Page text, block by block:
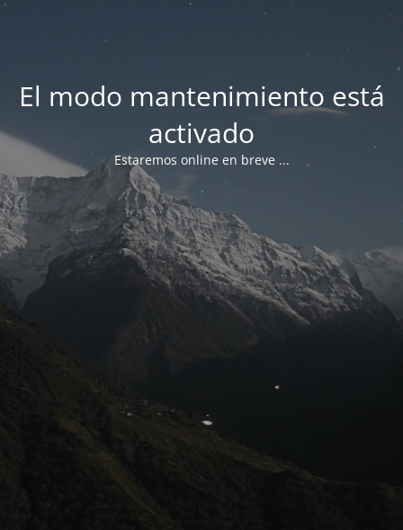
El modo mantenimiento está
activado
Estaremos online en breve ...